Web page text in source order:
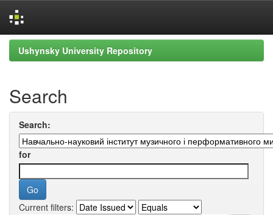
Skip
navigation
Ushynsky University Repository
Search
Search:
for
Current filters: